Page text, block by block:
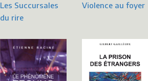
Les Succursales
du rire
Violence au foyer